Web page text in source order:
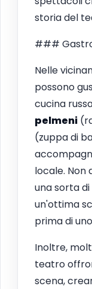
storia del
###
Nelle
possono
cucina
pelmeni
(zuppa di
locale. Non
una sorta
un'ottima
prima di
Inoltre,
teatro
scena,